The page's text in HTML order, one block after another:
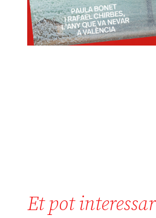
Et pot interessar